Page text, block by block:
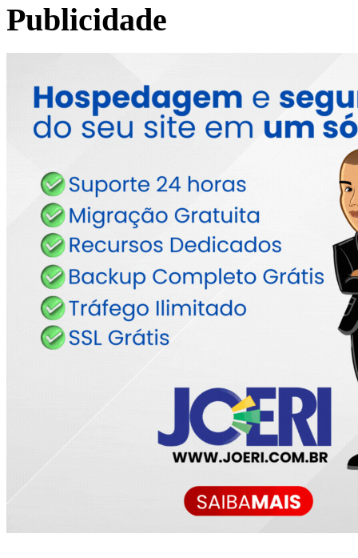
Publicidade